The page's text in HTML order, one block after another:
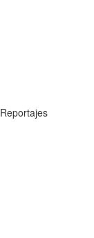
Reportajes